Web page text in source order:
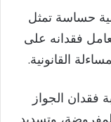
حساسة تمثل
فقدانه على
القانونية.
فقدان الجواز